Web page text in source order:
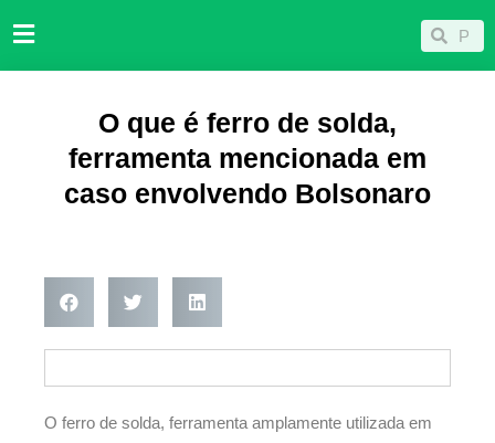
para
Pesquisar
O que é ferro de solda,
ferramenta mencionada em
caso envolvendo Bolsonaro
O ferro de solda, ferramenta amplamente utilizada em